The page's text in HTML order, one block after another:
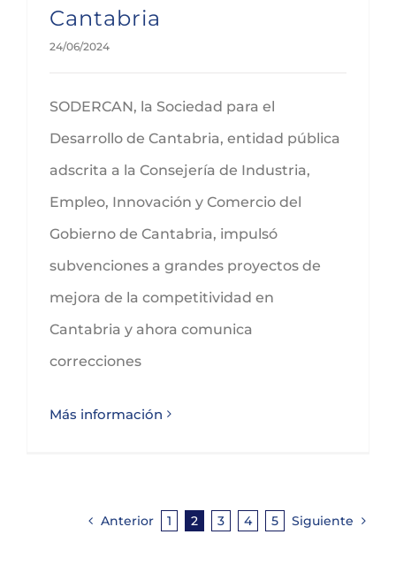
Cantabria
24/06/2024
SODERCAN, la Sociedad para el
Desarrollo de Cantabria, entidad pública
adscrita a la Consejería de Industria,
Empleo, Innovación y Comercio del
Gobierno de Cantabria, impulsó
subvenciones a grandes proyectos de
mejora de la competitividad en
Cantabria y ahora comunica
correcciones
Más información
Anterior 1 2 3 4 5 Siguiente